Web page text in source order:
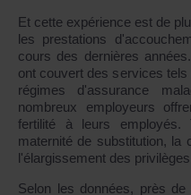
Et cette expérience est de
les prestations
cours des dernières
ont couvert des services
régimes d'assurance
nombreux employeurs
fertilité à leurs employés.
maternité de substitution, la
l'élargissement des
Selon les données, près